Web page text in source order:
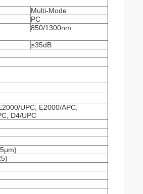
Multi-Mode
PC
850/1300nm
≥35dB
UPC, E2000/APC,
D4/UPC